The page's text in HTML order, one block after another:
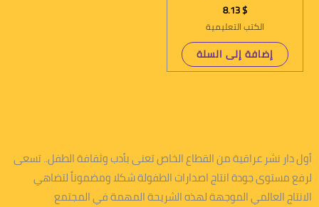
$
8.13
الكتب التعليمية
إضافة إلى السلة
أول دار نشر عراقية من القطاع الخاص تعنى بأدب وثقافة الطفل.. تسعى
لرفع مستوى جودة انتاج اصدارات الطفولة شكلا ومضموناً لتضاهي
الانتاج العالمي الموجهة لهذه الشريحة المهمة في المجتمع